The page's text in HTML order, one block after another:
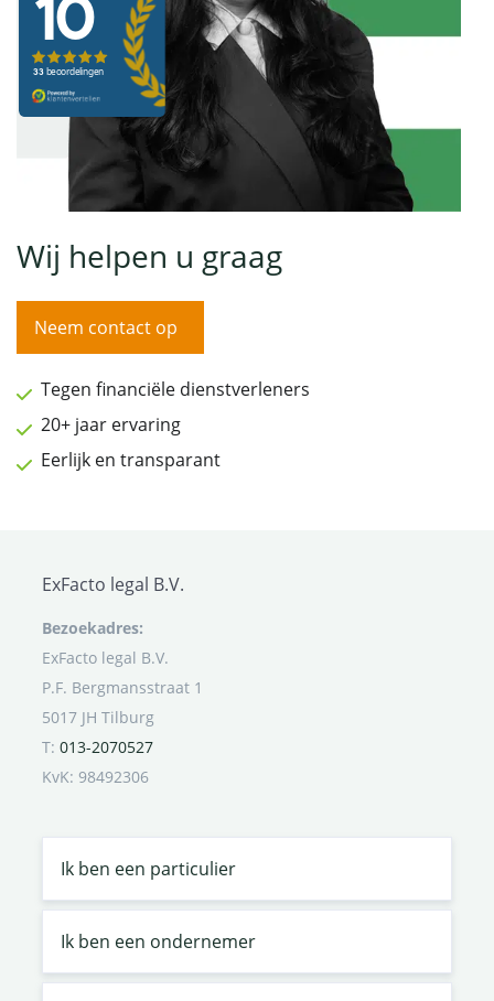
Wij helpen u graag
Neem contact op
Tegen financiële dienstverleners
20+ jaar ervaring
Eerlijk en transparant
ExFacto legal B.V.
Bezoekadres:
ExFacto legal B.V.
P.F. Bergmansstraat 1
5017 JH Tilburg
T: 013-2070527
KvK: 98492306
Ik ben een particulier
Ik ben een ondernemer